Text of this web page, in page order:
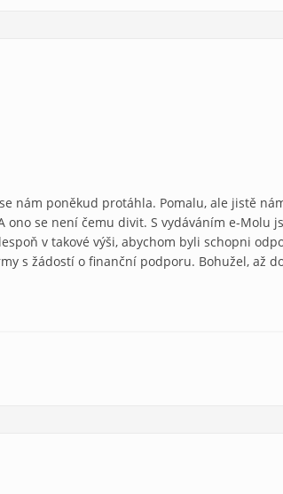
nám poněkud protáhla. Pomalu, ale jistě
se není čemu divit. S vydáváním e-Molu
v takové výši, abychom byli schopni
s žádostí o finanční podporu. Bohužel, až